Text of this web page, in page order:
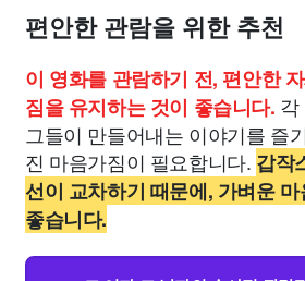
편안한 관람을 위한 추천
이 영화를 관람하기 전, 편안한
짐을 유지하는 것이 좋습니다.
그들이 만들어내는 이야기를 즐
진 마음가짐이 필요합니다. 갑작
선이 교차하기 때문에, 가벼운
좋습니다.